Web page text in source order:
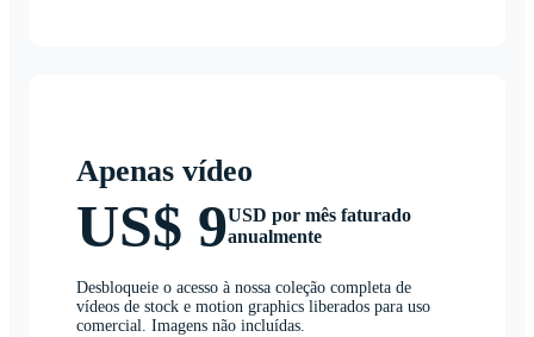
Apenas vídeo
US$ 9USD por mês faturado
anualmente
Desbloqueie o acesso à nossa coleção completa de
vídeos de stock e motion graphics liberados para uso
comercial. Imagens não incluídas.